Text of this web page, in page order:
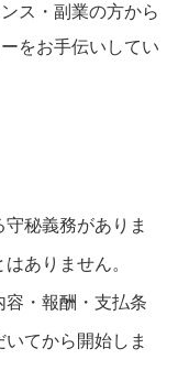
ス・副業の方から
をお手伝いしてい
秘義務がありま
ありません。
容・報酬・支払条
てから開始しま